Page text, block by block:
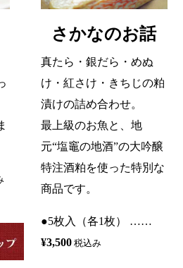
さかなのお話
真たら・銀だら・めぬ
け・紅さけ・きちじの粕
漬けの詰め合わせ。
最上級のお魚と、地
元“塩竈の地酒”の大吟醸
特注酒粕を使った特別な
商品です。
●5枚入（各1枚） ……
¥3,500 税込み